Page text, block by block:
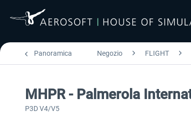
Panoramica Negozio FLIGHT
MHPR - Palmerola
P3D V4/V5